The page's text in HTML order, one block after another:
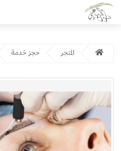
المتجر حجز خدمة